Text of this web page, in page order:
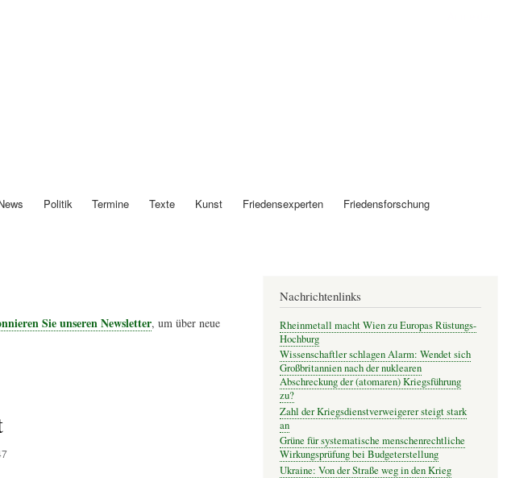
Politik Termine Texte Kunst Friedensexperten Friedensforschung
Sie unseren Newsletter, um über neue
Nachrichtenlinks
Rheinmetall macht Wien zu Europas Rüstungs-
Hochburg
Wissenschaftler schlagen Alarm: Wendet sich
Großbritannien nach der nuklearen
Abschreckung der (atomaren) Kriegsführung
zu?
Zahl der Kriegsdienstverweigerer steigt stark
an
Grüne für systematische menschenrechtliche
Wirkungsprüfung bei Budgeterstellung
Ukraine: Von der Straße weg in den Krieg